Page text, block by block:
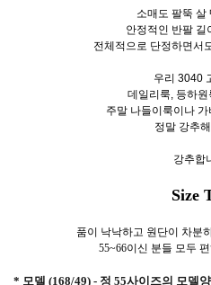
소매도 팔뚝 살
안정적인 반팔 길
전체적으로 단정하면서
우리 3040
데일리룩, 등하
주말 나들이룩이나
정말 강추
강추합
Size
품이 낙낙하고 원단이 차분
55~66이신 분들 모두
* 모델 (168/49) - 정 55사이즈의 모델